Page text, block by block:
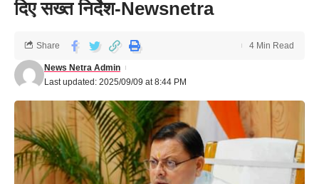
दिए सख्त निर्देश-Newsnetra
Last updated: 2025/09/09 at 8:44 PM
News Netra Admin
Share 4 Min Read